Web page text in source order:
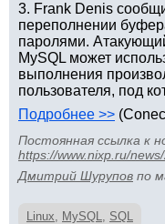
3. Frank Denis
переполнении
паролями.
MySQL может
выполнения
пользователя, под
Подробнее >>
Постоянная ссылка к
https://www.nixp.ru/
Дмитрий Шурупов по
Linux, MySQL, SQL